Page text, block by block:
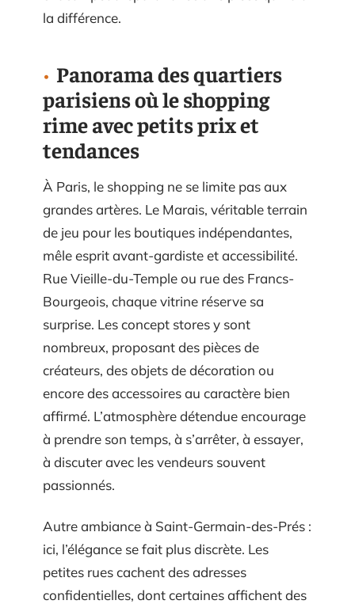
la différence.
Panorama des quartiers
parisiens où le shopping
rime avec petits prix et
tendances
À Paris, le shopping ne se limite pas aux
grandes artères. Le Marais, véritable terrain
de jeu pour les boutiques indépendantes,
mêle esprit avant-gardiste et accessibilité.
Rue Vieille-du-Temple ou rue des Francs-
Bourgeois, chaque vitrine réserve sa
surprise. Les concept stores y sont
nombreux, proposant des pièces de
créateurs, des objets de décoration ou
encore des accessoires au caractère bien
affirmé. L’atmosphère détendue encourage
à prendre son temps, à s’arrêter, à essayer,
à discuter avec les vendeurs souvent
passionnés.
Autre ambiance à Saint-Germain-des-Prés :
ici, l’élégance se fait plus discrète. Les
petites rues cachent des adresses
confidentielles, dont certaines affichent des